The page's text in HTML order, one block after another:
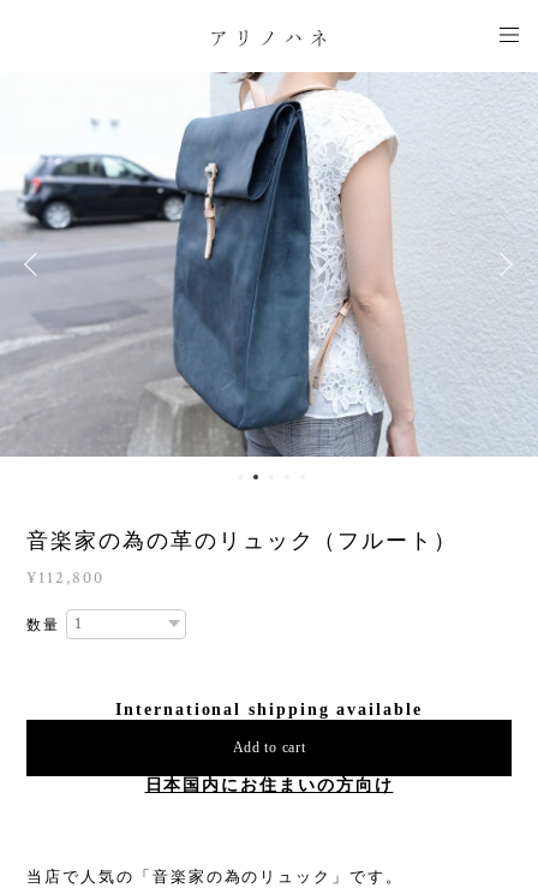
音楽家の為の革のリュック（フルート）
¥112,800
数量
International shipping available
Add to cart
日本国内にお住まいの方向け
当店で人気の「音楽家の為のリュック」です。